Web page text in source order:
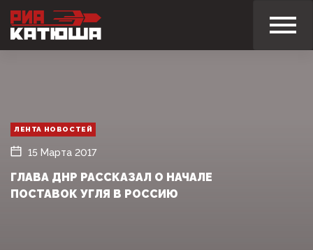
ЛЕНТА НОВОСТЕЙ
15 Марта 2017
ГЛАВА ДНР РАССКАЗАЛ О НАЧАЛЕ
ПОСТАВОК УГЛЯ В РОССИЮ‍